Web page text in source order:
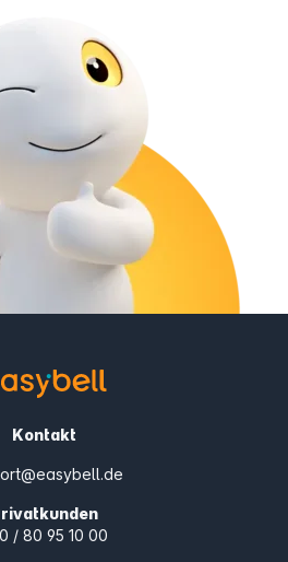
Kontakt
/ 80 95 10 00